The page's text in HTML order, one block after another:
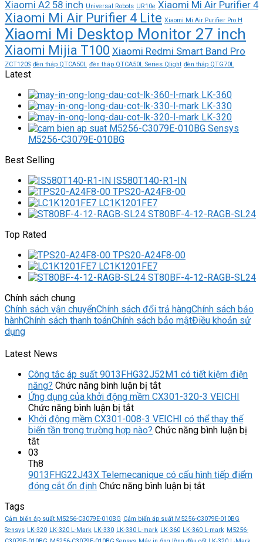
Xiaomi A2 58 inch Universal Robots UR10e Xiaomi Mi Air Purifier 4
Xiaomi Mi Air Purifier 4 Lite Xiaomi Mi Air Purifier Pro H
Xiaomi Mi Desktop Monitor 27 inch
Xiaomi Mijia T100 Xiaomi Redmi Smart Band Pro
ZCT120S đèn tháp QTCA50L đèn tháp QTCA50L Series Qlight đèn tháp QTG70L
Latest
LK-360
LK-330
LK-320
M5256-C3079E-010BG
Best Selling
IS580T140-R1-IN
TPS20-A24F8-00
LC1K1201FE7
ST80BF-4-12-RAGB-SL24
Top Rated
TPS20-A24F8-00
LC1K1201FE7
ST80BF-4-12-RAGB-SL24
Chính sách chung
Chính sách vận chuyểnChính sách đổi trả hàngChính sách bảo
hànhChính sách thanh toánChính sách bảo mậtĐiều khoản sử
dụng
Latest News
Công tắc áp suất 9013FHG32J52M1 có tiết kiệm điện
năng? Chức năng bình luận bị tắtở
Công
áp
suất
kiệm
điện
Ứng dụng của khởi động mềm CX301-320-3 VEICHI
Chức năng bình luận bị tắtở
Ứng
dụng
mềm
CX301-
VEICHI
Khởi động mềm CX301-008-3 VEICHI có thể thay thế
biến tần trong trường hợp nào? Chức năng bình luận bị
tắtở
động
mềm
CX301-
VEICHI
có
03
Th8
9013FHG22J43X Telemecanique có cấu hình tiếp điểm
đóng cắt ổn định Chức năng bình luận bị tắtở
có
cấu
Tags
Cảm biến áp suất M5256-C3079E-010BG Cảm biến áp suất M5256-C3079E-010BG
Sensys LK-320 LK-320 L-Mark LK-330 LK-330 L-mark LK-360 LK-360 L-mark M5256-